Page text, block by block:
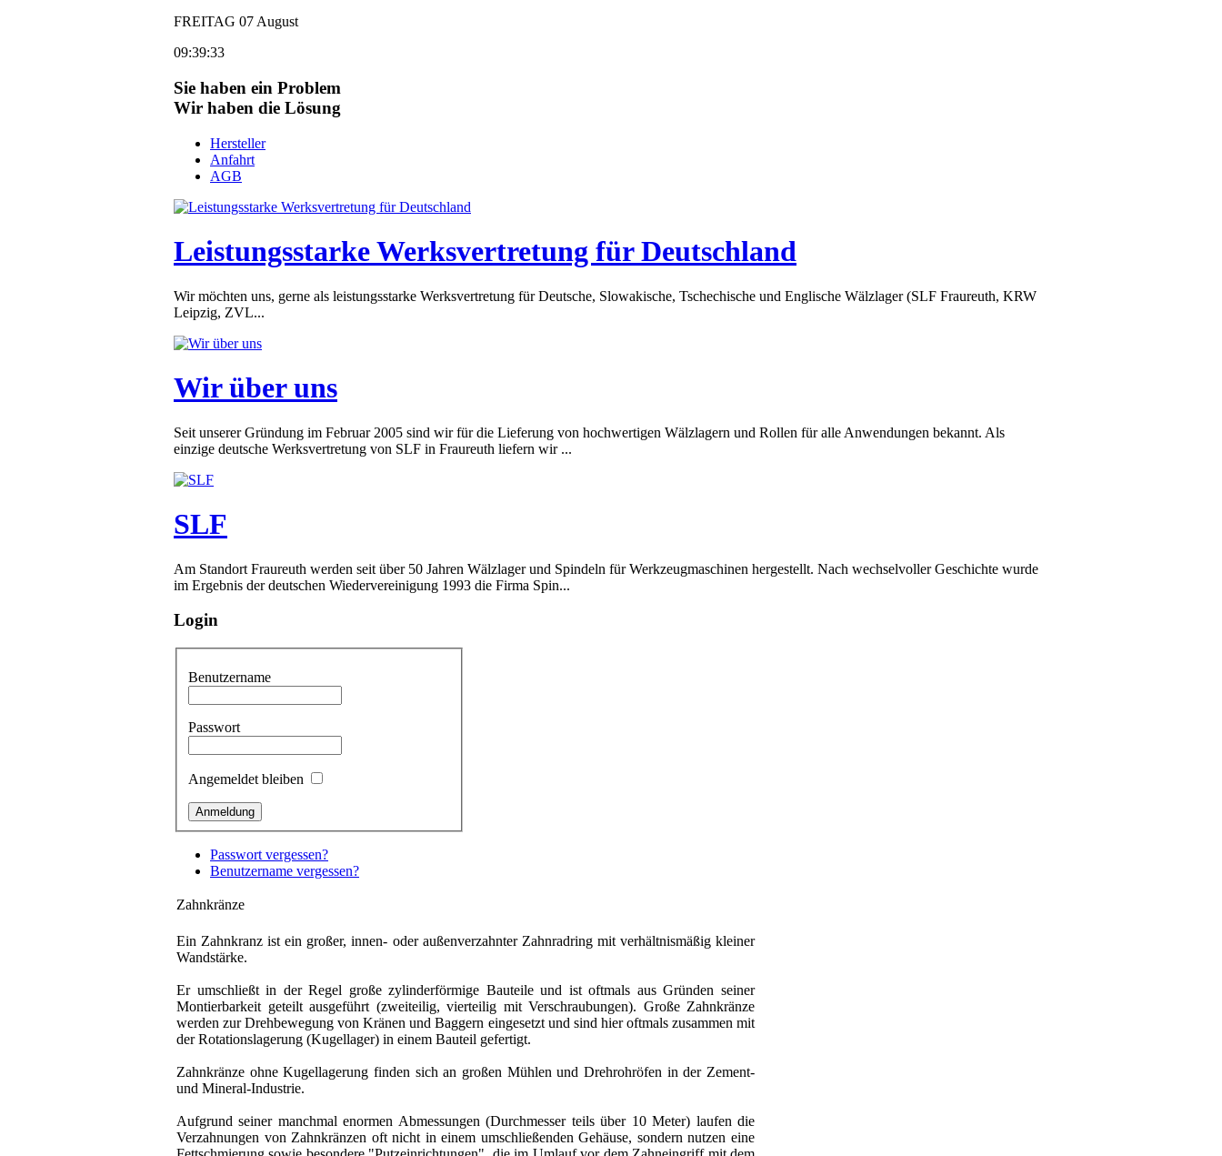
FREITAG 07August
09:39:33
Sie haben ein Problem
Wir haben die Lösung
Hersteller
Anfahrt
AGB
Leistungsstarke Werksvertretung für Deutschland
Wir möchten uns, gerne als leistungsstarke Werksvertretung für Deutsche, Slowakische, Tschechische und Englische Wälzlager (SLF Fraureuth, KRW
Leipzig, ZVL...
Wir über uns
Seit unserer Gründung im Februar 2005 sind wir für die Lieferung von hochwertigen Wälzlagern und Rollen für alle Anwendungen bekannt. Als
einzige deutsche Werksvertretung von SLF in Fraureuth liefern wir ...
SLF
Am Standort Fraureuth werden seit über 50 Jahren Wälzlager und Spindeln für Werkzeugmaschinen hergestellt. Nach wechselvoller Geschichte wurde
im Ergebnis der deutschen Wiedervereinigung 1993 die Firma Spin...
Login
Benutzername
Passwort
Angemeldet bleiben
Passwort vergessen?
Benutzername vergessen?
Zahnkränze
Ein Zahnkranz ist ein großer, innen- oder außenverzahnter Zahnradring mit verhältnismäßig kleiner
Wandstärke.
Er umschließt in der Regel große zylinderförmige Bauteile und ist oftmals aus Gründen seiner
Montierbarkeit geteilt ausgeführt (zweiteilig, vierteilig mit Verschraubungen). Große Zahnkränze
werden zur Drehbewegung von Kränen und Baggern eingesetzt und sind hier oftmals zusammen mit
der Rotationslagerung (Kugellager) in einem Bauteil gefertigt.
Zahnkränze ohne Kugellagerung finden sich an großen Mühlen und Drehrohröfen in der Zement-
und Mineral-Industrie.
Aufgrund seiner manchmal enormen Abmessungen (Durchmesser teils über 10 Meter) laufen die
Verzahnungen von Zahnkränzen oft nicht in einem umschließenden Gehäuse, sondern nutzen eine